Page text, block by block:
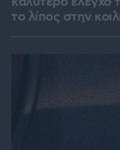
το λίπος στην